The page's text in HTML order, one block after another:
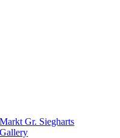
Markt Gr. Siegharts
Gallery